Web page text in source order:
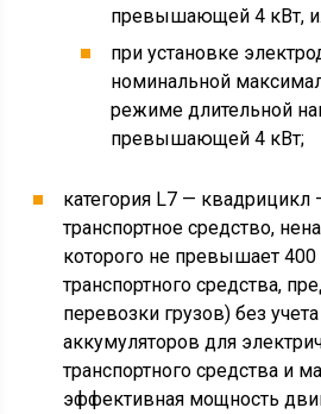
превышающей 4 кВт,
при установке
номинальной
режиме длительной
превышающей 4 кВт;
категория L7 —
транспортное средство,
которого не превышает 400
транспортного средства,
перевозки грузов) без
аккумуляторов для
транспортного средства и
эффективная мощность